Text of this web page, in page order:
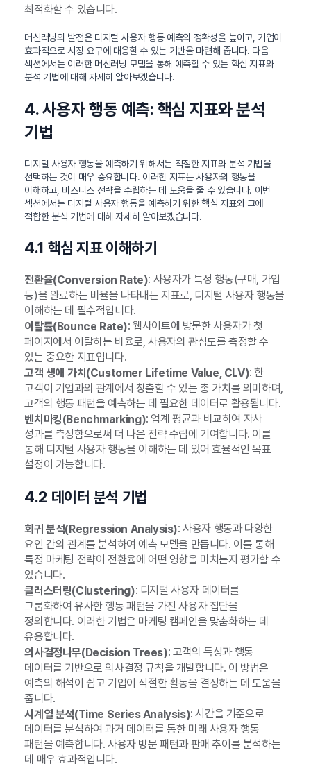
최적화할 수 있습니다.
머신러닝의 발전은 디지털 사용자 행동 예측의 정확성을 높이고, 기업이
효과적으로 시장 요구에 대응할 수 있는 기반을 마련해 줍니다. 다음
섹션에서는 이러한 머신러닝 모델을 통해 예측할 수 있는 핵심 지표와
분석 기법에 대해 자세히 알아보겠습니다.
4. 사용자 행동 예측: 핵심 지표와 분석
기법
디지털 사용자 행동을 예측하기 위해서는 적절한 지표와 분석 기법을
선택하는 것이 매우 중요합니다. 이러한 지표는 사용자의 행동을
이해하고, 비즈니스 전략을 수립하는 데 도움을 줄 수 있습니다. 이번
섹션에서는 디지털 사용자 행동을 예측하기 위한 핵심 지표와 그에
적합한 분석 기법에 대해 자세히 알아보겠습니다.
4.1 핵심 지표 이해하기
전환율(Conversion Rate): 사용자가 특정 행동(구매, 가입
등)을 완료하는 비율을 나타내는 지표로, 디지털 사용자 행동을
이해하는 데 필수적입니다.
이탈률(Bounce Rate): 웹사이트에 방문한 사용자가 첫
페이지에서 이탈하는 비율로, 사용자의 관심도를 측정할 수
있는 중요한 지표입니다.
고객 생애 가치(Customer Lifetime Value, CLV): 한
고객이 기업과의 관계에서 창출할 수 있는 총 가치를 의미하며,
고객의 행동 패턴을 예측하는 데 필요한 데이터로 활용됩니다.
벤치마킹(Benchmarking): 업계 평균과 비교하여 자사
성과를 측정함으로써 더 나은 전략 수립에 기여합니다. 이를
통해 디지털 사용자 행동을 이해하는 데 있어 효율적인 목표
설정이 가능합니다.
4.2 데이터 분석 기법
회귀 분석(Regression Analysis): 사용자 행동과 다양한
요인 간의 관계를 분석하여 예측 모델을 만듭니다. 이를 통해
특정 마케팅 전략이 전환율에 어떤 영향을 미치는지 평가할 수
있습니다.
클러스터링(Clustering): 디지털 사용자 데이터를
그룹화하여 유사한 행동 패턴을 가진 사용자 집단을
정의합니다. 이러한 기법은 마케팅 캠페인을 맞춤화하는 데
유용합니다.
의사결정나무(Decision Trees): 고객의 특성과 행동
데이터를 기반으로 의사결정 규칙을 개발합니다. 이 방법은
예측의 해석이 쉽고 기업이 적절한 활동을 결정하는 데 도움을
줍니다.
시계열 분석(Time Series Analysis): 시간을 기준으로
데이터를 분석하여 과거 데이터를 통한 미래 사용자 행동
패턴을 예측합니다. 사용자 방문 패턴과 판매 추이를 분석하는
데 매우 효과적입니다.